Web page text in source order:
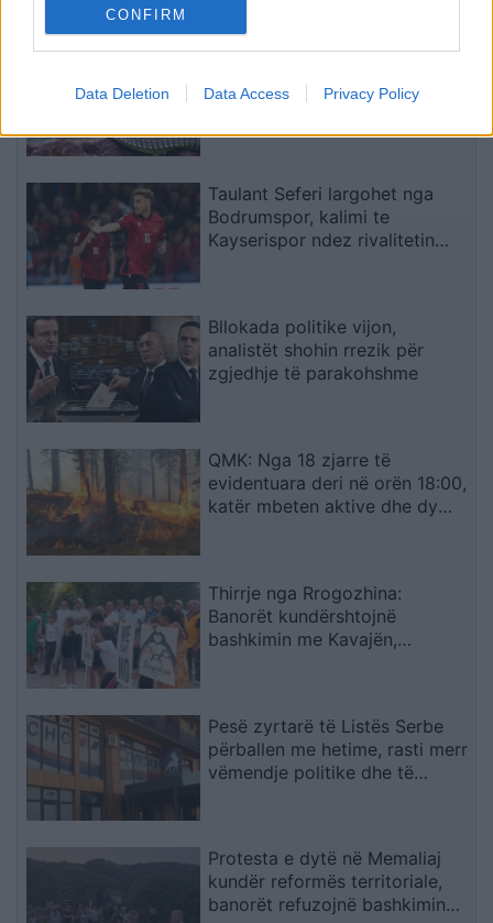
CONFIRM
Data Deletion Data Access Privacy Policy
të fundit
veproni menjëherë dhe cilat
gabime duhet të shmangni
Taulant Seferi largohet nga
Bodrumspor, kalimi te
Kayserispor ndez rivalitetin
Bllokada politike vijon,
analistët shohin rrezik për
zgjedhje të parakohshme
QMK: Nga 18 zjarre të
evidentuara deri në orën 18:00,
katër mbeten aktive dhe dy
Thirrje nga Rrogozhina:
Banorët kundërshtojnë
bashkimin me Kavajën,
Pesë zyrtarë të Listës Serbe
përballen me hetime, rasti merr
vëmendje politike dhe të
Protesta e dytë në Memaliaj
kundër reformës territoriale,
banorët refuzojnë bashkimin